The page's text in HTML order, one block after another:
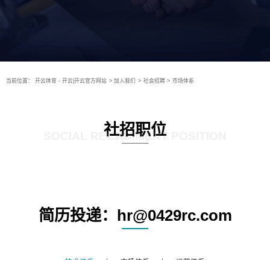
当前位置： 开云体育 - 开云|开云官方网站 > 加入我们 > 社会招聘 > 市场体系
社招职位
SOCIAL RECRUIMENT POSITION
简历投递：hr@0429rc.com